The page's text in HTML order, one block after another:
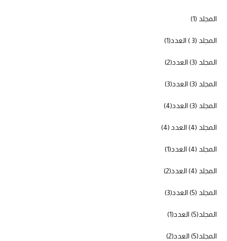
المجلد (1)
المجلد (3 ) العدد(1)
المجلد (3) العدد(2)
المجلد (3) العدد(3)
المجلد (3) العدد(4)
المجلد (4) العدد (4)
المجلد (4) العدد(1)
المجلد (4) العدد(2)
المجلد (5) العدد(3)
المجلد(5) العدد(1)
المجلد(5) العدد(2)